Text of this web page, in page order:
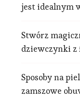
jest idealnym
Stwórz
dziewczynki z
Sposoby na
zamszowe